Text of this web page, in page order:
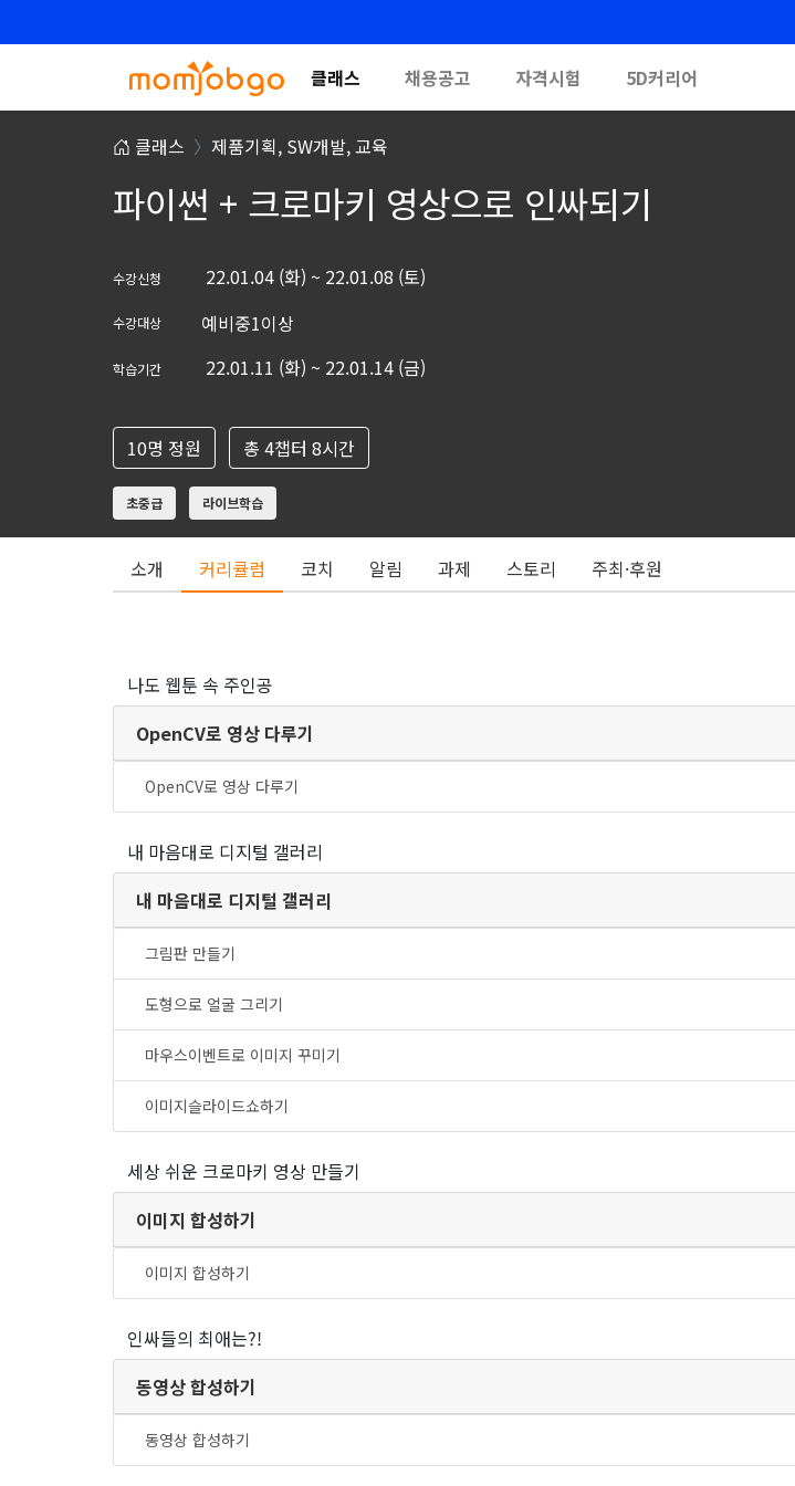
클래스 채용공고 자격시험 5D커리어
클래스 제품기획, SW개발,교육
파이썬 + 크로마키 영상으로 인싸되기
수강신청 22.01.04 (화) ~ 22.01.08 (토)
수강대상 예비중1이상
학습기간 22.01.11 (화) ~ 22.01.14 (금)
10명 정원 총 4챕터 8시간
초중급 라이브학습
소개 커리큘럼 코치 알림 과제 스토리 주최·후원
나도 웹툰 속 주인공
OpenCV로 영상 다루기
OpenCV로 영상 다루기
내 마음대로 디지털 갤러리
내 마음대로 디지털 갤러리
그림판 만들기
도형으로 얼굴 그리기
마우스이벤트로 이미지 꾸미기
이미지슬라이드쇼하기
세상 쉬운 크로마키 영상 만들기
이미지 합성하기
이미지 합성하기
인싸들의 최애는?!
동영상 합성하기
동영상 합성하기